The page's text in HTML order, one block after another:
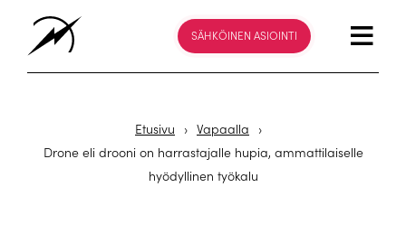
SÄHKÖINEN ASIOINTI
Etusivu › Vapaalla
›
Drone eli drooni on harrastajalle hupia, ammattilaiselle
hyödyllinen työkalu